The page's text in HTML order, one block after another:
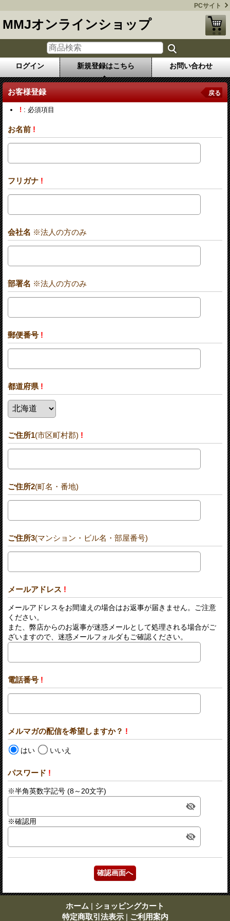
PCサイト
MMJオンラインショップ
ログイン 新規登録はこちら お問い合わせ
お客様登録 戻る
! : 必須項目
お名前 !
フリガナ !
会社名 ※法人の方のみ
部署名 ※法人の方のみ
郵便番号 !
都道府県 !
ご住所1(市区町村郡) !
ご住所2(町名・番地)
ご住所3(マンション・ビル名・部屋番号)
メールアドレス !
メールアドレスをお間違えの場合はお返事が届きません。ご注意
ください。
また、弊店からのお返事が迷惑メールとして処理される場合がご
ざいますので、迷惑メールフォルダもご確認ください。
電話番号 !
メルマガの配信を希望しますか？ !
はい いいえ
パスワード !
※半角英数字記号 (8～20文字)
※確認用
ホーム | ショッピングカート
特定商取引法表示 | ご利用案内